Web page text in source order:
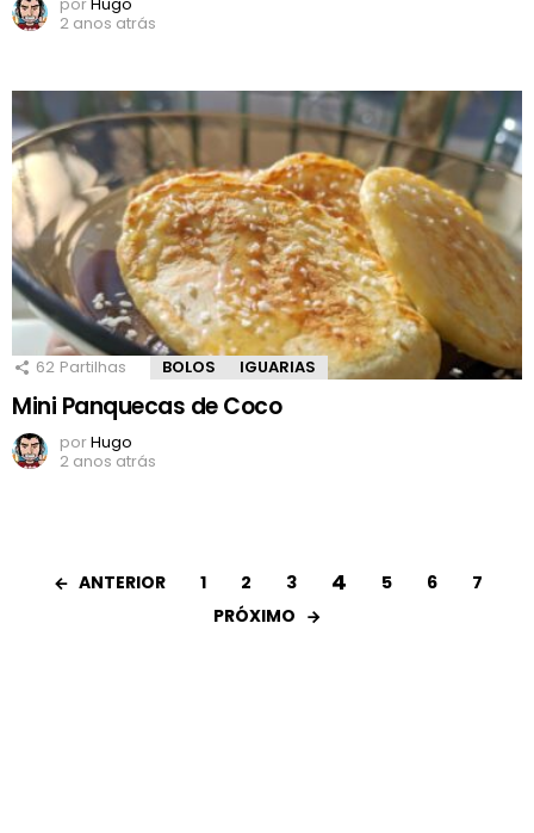
porHugo
2 anos atrás
62 Partilhas BOLOS IGUARIAS
Mini Panquecas de Coco
porHugo
2 anos atrás
ANTERIOR 1 2 3 4 5 6
7
PRÓXIMO